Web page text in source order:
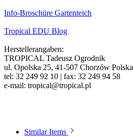
Info-Broschüre Gartenteich
Tropical EDU Blog
Herstellerangaben:
TROPICAL Tadeusz Ogrodnik
ul. Opolska 25, 41-507 Chorzów Polska
tel: 32 249 92 10 | fax: 32 249 94 58
e-mail: tropical@tropical.pl
Similar Items